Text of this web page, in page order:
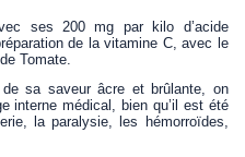
ses 200 mg par kilo d’acide
de la vitamine C, avec le
Tomate.
sa saveur âcre et brûlante, on
interne médical, bien qu’il est été
la paralysie, les hémorroïdes,